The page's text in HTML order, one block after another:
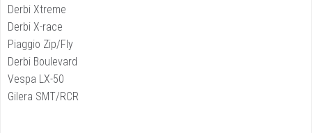
Derbi Xtreme
Derbi X-race
Piaggio Zip/Fly
Derbi Boulevard
Vespa LX-50
Gilera SMT/RCR